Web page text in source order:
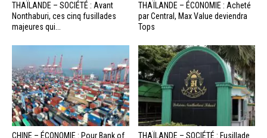
THAÏLANDE – SOCIÉTÉ : Avant
Nonthaburi, ces cinq fusillades
majeures qui...
THAÏLANDE – ÉCONOMIE : Acheté
par Central, Max Value deviendra
Tops
CHINE – ÉCONOMIE : Pour Bank of
THAÏLANDE – SOCIÉTÉ : Fusillade